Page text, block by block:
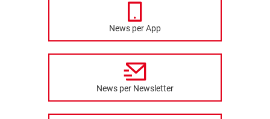
News per App
News per Newsletter